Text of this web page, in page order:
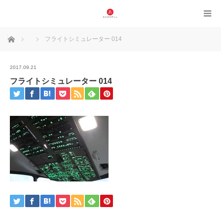
ホーム フライトシミュレーター 014
2017.09.21
フライトシミュレーター 014